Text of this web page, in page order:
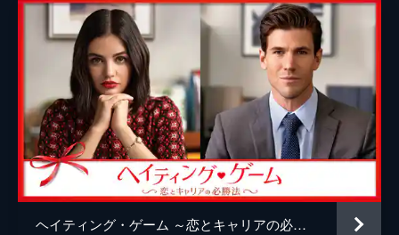
ヘイティング・ゲーム ～恋とキャリアの必勝法～